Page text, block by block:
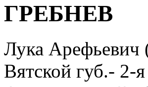
ГРЕБНЕВ
Лука Арефьевич
Вятской губ.- 2-